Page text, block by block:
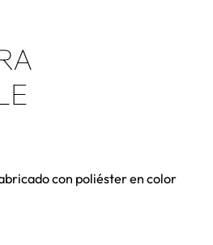
con poliéster en color